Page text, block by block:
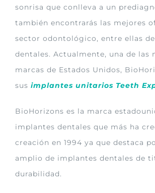
sonrisa que conlleva a un
también encontrarás las mejores
sector odontológico, entre ellas
dentales. Actualmente, una de las
marcas de Estados Unidos,
sus implantes unitarios Teeth
BioHorizons es la marca
implantes dentales que más ha
creación en 1994 ya que destaca
amplio de implantes dentales de
durabilidad.